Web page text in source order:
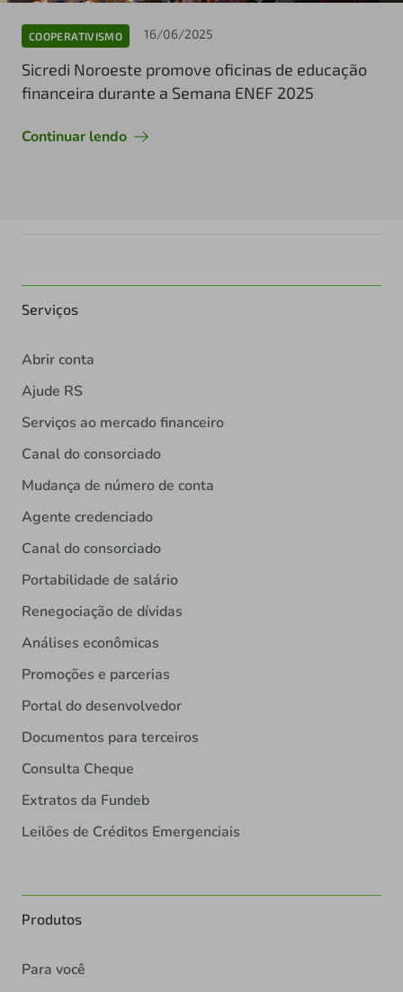
COOPERATIVISMO 16/06/2025
Sicredi Noroeste promove oficinas de educação
financeira durante a Semana ENEF 2025
Continuar lendo
Serviços
Abrir conta
Ajude RS
Serviços ao mercado financeiro
Canal do consorciado
Mudança de número de conta
Agente credenciado
Canal do consorciado
Portabilidade de salário
Renegociação de dívidas
Análises econômicas
Promoções e parcerias
Portal do desenvolvedor
Documentos para terceiros
Consulta Cheque
Extratos da Fundeb
Leilões de Créditos Emergenciais
Produtos
Para você